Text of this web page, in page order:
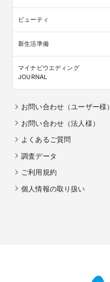
ビューティ
新生活準備
マイナビウエディング
JOURNAL
お問い合わせ（ユーザー様）
お問い合わせ（法人様）
よくあるご質問
調査データ
ご利用規約
個人情報の取り扱い